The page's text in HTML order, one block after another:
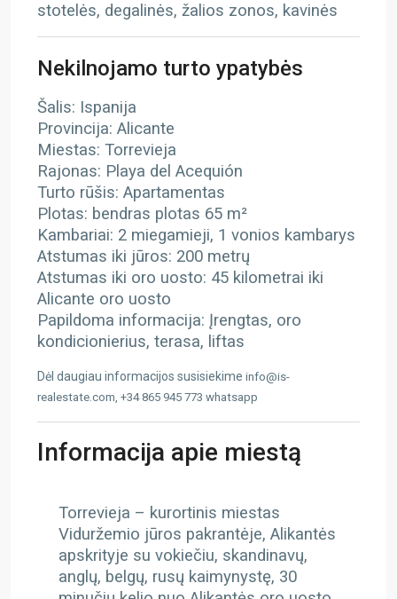
stotelės, degalinės, žalios zonos, kavinės
Nekilnojamo turto ypatybės
Šalis: Ispanija
Provincija: Alicante
Miestas: Torrevieja
Rajonas: Playa del Acequión
Turto rūšis: Apartamentas
Plotas: bendras plotas 65 m²
Kambariai: 2 miegamieji, 1 vonios kambarys
Atstumas iki jūros: 200 metrų
Atstumas iki oro uosto: 45 kilometrai iki
Alicante oro uosto
Papildoma informacija: Įrengtas, oro
kondicionierius, terasa, liftas
Dėl daugiau informacijos susisiekime info@is-
realestate.com, +34 865 945 773 whatsapp
Informacija apie miestą
Torrevieja – kurortinis miestas
Viduržemio jūros pakrantėje, Alikantės
apskrityje su vokiečiu, skandinavų,
anglų, belgų, rusų kaimynystę, 30